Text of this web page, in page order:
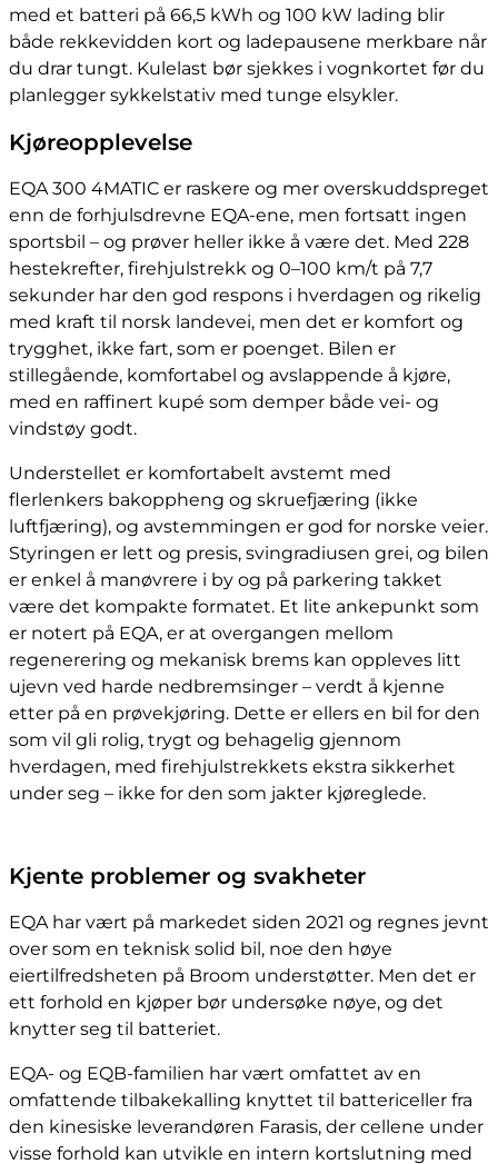
med et batteri på 66,5 kWh og 100 kW lading blir
både rekkevidden kort og ladepausene merkbare når
du drar tungt. Kulelast bør sjekkes i vognkortet før du
planlegger sykkelstativ med tunge elsykler.
Kjøreopplevelse
EQA 300 4MATIC er raskere og mer overskuddspreget
enn de forhjulsdrevne EQA-ene, men fortsatt ingen
sportsbil – og prøver heller ikke å være det. Med 228
hestekrefter, firehjulstrekk og 0–100 km/t på 7,7
sekunder har den god respons i hverdagen og rikelig
med kraft til norsk landevei, men det er komfort og
trygghet, ikke fart, som er poenget. Bilen er
stillegående, komfortabel og avslappende å kjøre,
med en raffinert kupé som demper både vei- og
vindstøy godt.
Understellet er komfortabelt avstemt med
flerlenkers bakoppheng og skruefjæring (ikke
luftfjæring), og avstemmingen er god for norske veier.
Styringen er lett og presis, svingradiusen grei, og bilen
er enkel å manøvrere i by og på parkering takket
være det kompakte formatet. Et lite ankepunkt som
er notert på EQA, er at overgangen mellom
regenerering og mekanisk brems kan oppleves litt
ujevn ved harde nedbremsinger – verdt å kjenne
etter på en prøvekjøring. Dette er ellers en bil for den
som vil gli rolig, trygt og behagelig gjennom
hverdagen, med firehjulstrekkets ekstra sikkerhet
under seg – ikke for den som jakter kjøreglede.
Kjente problemer og svakheter
EQA har vært på markedet siden 2021 og regnes jevnt
over som en teknisk solid bil, noe den høye
eiertilfredsheten på Broom understøtter. Men det er
ett forhold en kjøper bør undersøke nøye, og det
knytter seg til batteriet.
EQA- og EQB-familien har vært omfattet av en
omfattende tilbakekalling knyttet til battericeller fra
den kinesiske leverandøren Farasis, der cellene under
visse forhold kan utvikle en intern kortslutning med